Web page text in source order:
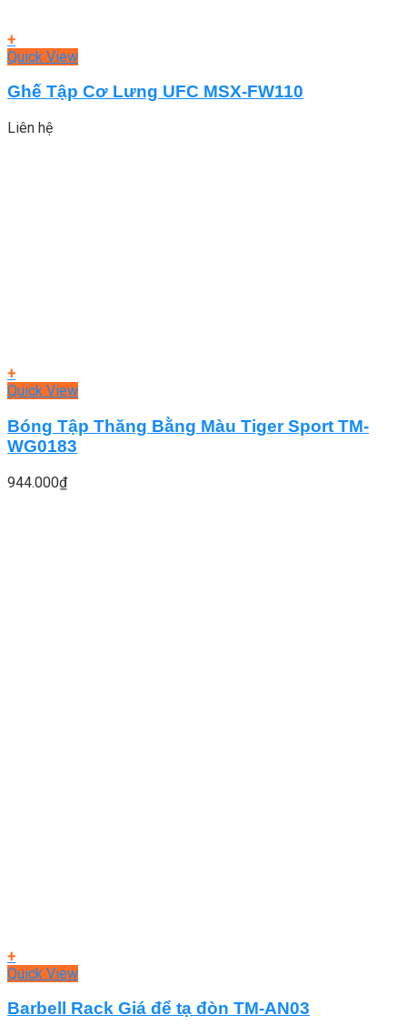
+
Quick View
Ghế Tập Cơ Lưng UFC MSX-FW110
Liên hệ
+
Quick View
Bóng Tập Thăng Bằng Màu Tiger Sport TM-
WG0183
944.000₫
+
Quick View
Barbell Rack Giá để tạ đòn TM-AN03